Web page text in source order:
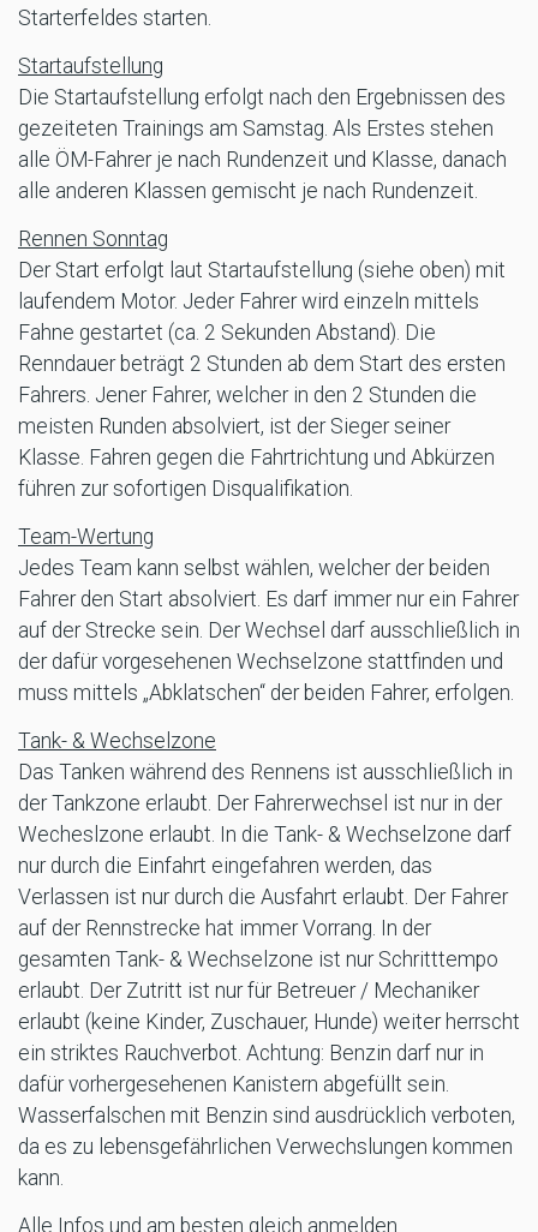
Starterfeldes starten.
Startaufstellung
Die Startaufstellung erfolgt nach den Ergebnissen des
gezeiteten Trainings am Samstag. Als Erstes stehen
alle ÖM-Fahrer je nach Rundenzeit und Klasse, danach
alle anderen Klassen gemischt je nach Rundenzeit.
Rennen Sonntag
Der Start erfolgt laut Startaufstellung (siehe oben) mit
laufendem Motor. Jeder Fahrer wird einzeln mittels
Fahne gestartet (ca. 2 Sekunden Abstand). Die
Renndauer beträgt 2 Stunden ab dem Start des ersten
Fahrers. Jener Fahrer, welcher in den 2 Stunden die
meisten Runden absolviert, ist der Sieger seiner
Klasse. Fahren gegen die Fahrtrichtung und Abkürzen
führen zur sofortigen Disqualifikation.
Team-Wertung
Jedes Team kann selbst wählen, welcher der beiden
Fahrer den Start absolviert. Es darf immer nur ein Fahrer
auf der Strecke sein. Der Wechsel darf ausschließlich in
der dafür vorgesehenen Wechselzone stattfinden und
muss mittels „Abklatschen“ der beiden Fahrer, erfolgen.
Tank- & Wechselzone
Das Tanken während des Rennens ist ausschließlich in
der Tankzone erlaubt. Der Fahrerwechsel ist nur in der
Wecheslzone erlaubt. In die Tank- & Wechselzone darf
nur durch die Einfahrt eingefahren werden, das
Verlassen ist nur durch die Ausfahrt erlaubt. Der Fahrer
auf der Rennstrecke hat immer Vorrang. In der
gesamten Tank- & Wechselzone ist nur Schritttempo
erlaubt. Der Zutritt ist nur für Betreuer / Mechaniker
erlaubt (keine Kinder, Zuschauer, Hunde) weiter herrscht
ein striktes Rauchverbot. Achtung: Benzin darf nur in
dafür vorhergesehenen Kanistern abgefüllt sein.
Wasserfalschen mit Benzin sind ausdrücklich verboten,
da es zu lebensgefährlichen Verwechslungen kommen
kann.
Alle Infos und am besten gleich anmelden